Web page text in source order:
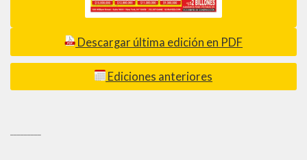
Descargar última edición en PDF
Ediciones anteriores